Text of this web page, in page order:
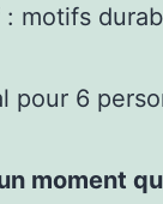
motifs
pour 6
moment